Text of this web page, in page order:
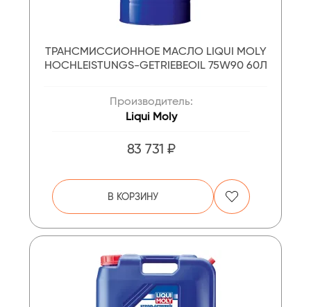
ТРАНСМИССИОННОЕ МАСЛО LIQUI MOLY
HOCHLEISTUNGS-GETRIEBEOIL 75W90 60Л
Производитель:
Liqui Moly
83 731 ₽
В КОРЗИНУ